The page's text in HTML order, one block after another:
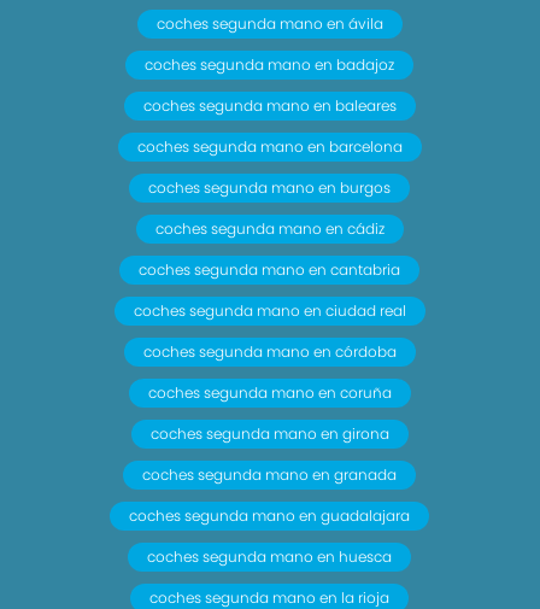
coches segunda mano en ávila
coches segunda mano en badajoz
coches segunda mano en baleares
coches segunda mano en barcelona
coches segunda mano en burgos
coches segunda mano en cádiz
coches segunda mano en cantabria
coches segunda mano en ciudad real
coches segunda mano en córdoba
coches segunda mano en coruña
coches segunda mano en girona
coches segunda mano en granada
coches segunda mano en guadalajara
coches segunda mano en huesca
coches segunda mano en la rioja